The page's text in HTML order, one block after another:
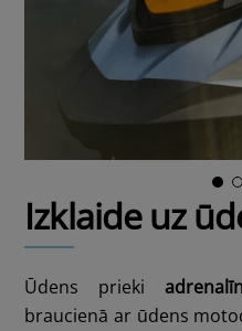
Izklaide uz
Ūdens prieki
braucienā ar ūdens